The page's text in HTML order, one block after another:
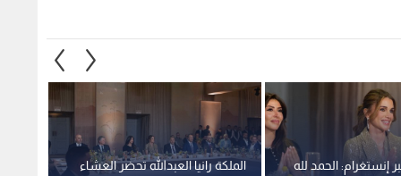
الملكة رانيا العبدالله تحضر العشاء
إنستغرام: الحمد لله